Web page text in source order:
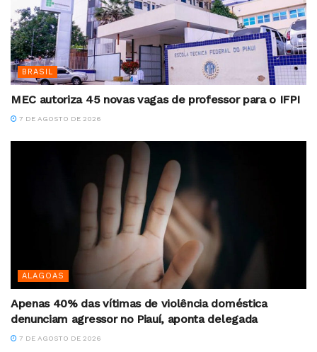
BRASIL
MEC autoriza 45 novas vagas de professor para o IFPI
7 DE AGOSTO DE 2026
ALAGOAS
Apenas 40% das vítimas de violência doméstica
denunciam agressor no Piauí, aponta delegada
7 DE AGOSTO DE 2026